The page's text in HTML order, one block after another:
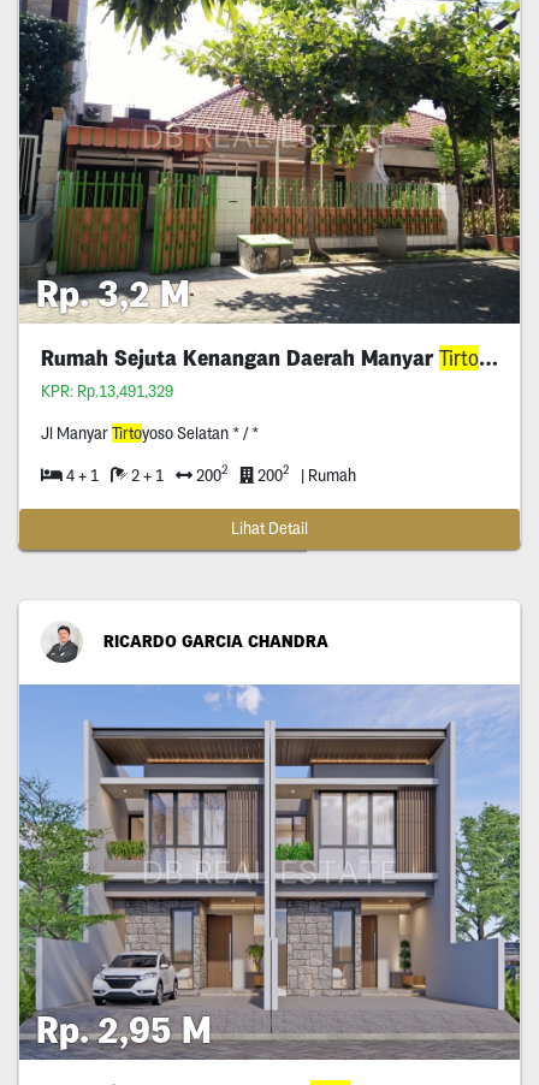
Rp. 3,2 M
Rumah Sejuta Kenangan Daerah ManyarTirtoyoso
KPR: Rp.13,491,329
Jl ManyarTirtoyoso Selatan * / *
4 + 1 2 + 1 2002 2002 | Rumah
Lihat Detail
RICARDO GARCIA CHANDRA
Rp. 2,95 M